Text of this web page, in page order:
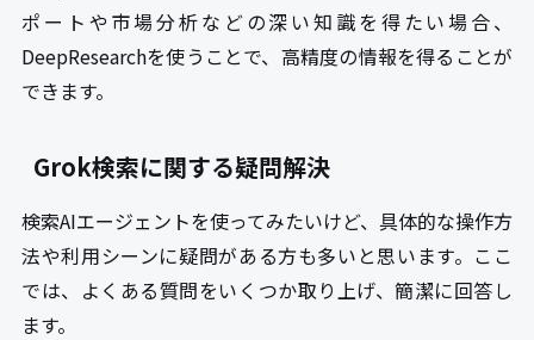
ポートや市場分析などの深い知識を得たい場合、
DeepResearchを使うことで、高精度の情報を得ることが
できます。
Grok検索に関する疑問解決
検索AIエージェントを使ってみたいけど、具体的な操作方
法や利用シーンに疑問がある方も多いと思います。ここ
では、よくある質問をいくつか取り上げ、簡潔に回答し
ます。